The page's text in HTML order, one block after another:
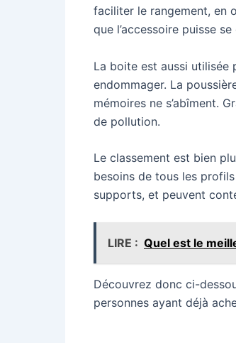
faciliter le rangement, en
que l’accessoire puisse
La boite est aussi utilisée
endommager. La
mémoires ne s’abîment.
de pollution.
Le classement est bien
besoins de tous les
supports, et peuvent
LIRE : Quel est le
Découvrez donc ci-
personnes ayant déjà